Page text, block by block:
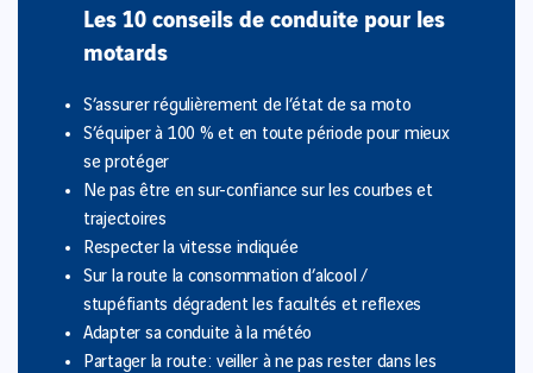
Les 10 conseils de conduite pour les
motards
S’assurer régulièrement de l’état de sa moto
S’équiper à 100 % et en toute période pour mieux
se protéger
Ne pas être en sur-confiance sur les courbes et
trajectoires
Respecter la vitesse indiquée
Sur la route la consommation d’alcool /
stupéfiants dégradent les facultés et reflexes
Adapter sa conduite à la météo
Partager la route : veiller à ne pas rester dans les